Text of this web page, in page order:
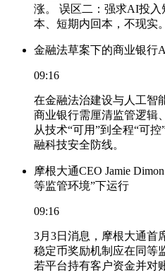
涨。 误区二：强求AI投入
本、短期内回本，不现实。
金融法草案下的商业银行
09:16
在金融法治建设与人工智
商业银行需厘清监管逻辑
从技术“可用”到全程“可
融科技安全防线。
摩根大通CEO Jamie
等监管环境”下运行
09:16
3月3日消息，摩根大通首
稳定币奖励机制应在同等
若平台持有客户资金并对